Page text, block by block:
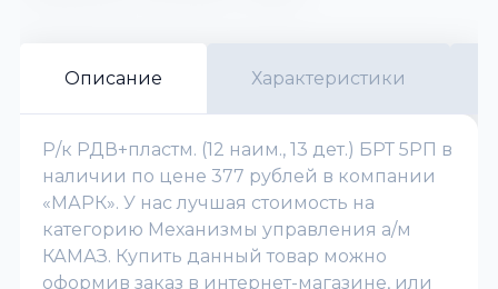
Описание Характеристики
Р/к РДВ+пластм. (12 наим., 13 дет.) БРТ 5РП в
наличии по цене 377 рублей в компании
«МАРК». У нас лучшая стоимость на
категорию Механизмы управления а/м
КАМАЗ. Купить данный товар можно
оформив заказ в интернет-магазине, или